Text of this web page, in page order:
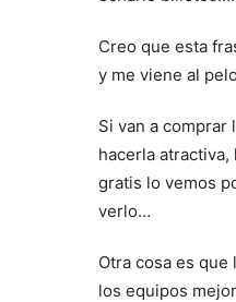
Creo que esta
y me viene al
Si van a comprar
hacerla atractiva,
gratis lo vemos
verlo…
Otra cosa es
los equipos